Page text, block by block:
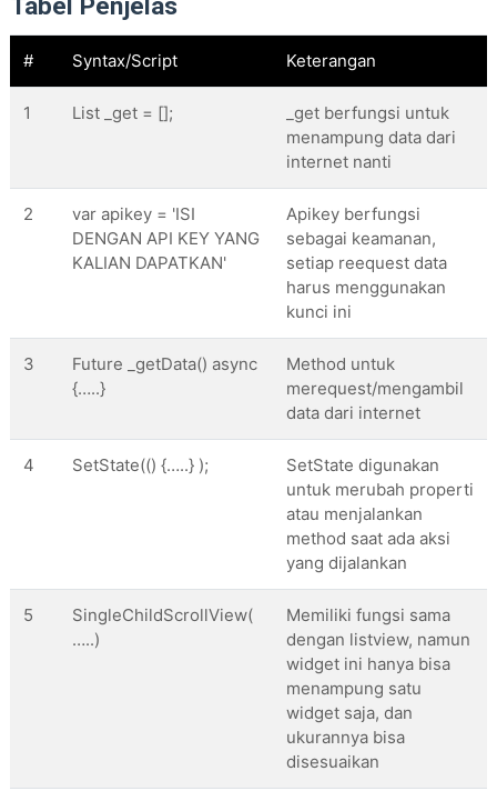
var apikey =
@override
      void initState() {
      }
//method untuk merequest/mengambil data
Future _getData() async {
"https://newsapi.org/v2/top-
// cek apakah respon berhasil
if (response.statusCode == 200) {
final data =
//memasukan data yang di dapat
'article
s'];
            });
          }
//tampilkan error di terminal
# Syntax/Script Keterangan
1 List _get = [];
_get berfungsi untuk
menampung data dari
internet nanti
2
var apikey = 'ISI
DENGAN API KEY YANG
KALIAN DAPATKAN'
Apikey berfungsi
sebagai keamanan,
setiap reequest data
harus menggunakan
kunci ini
3
Future _getData() async
{…..}
Method untuk
merequest/mengambil
data dari internet
4 SetState(() {…..} );
SetState digunakan
untuk merubah properti
atau menjalankan
method saat ada aksi
yang dijalankan
5
SingleChildScrollView(
…..)
Memiliki fungsi sama
dengan listview, namun
widget ini hanya bisa
menampung satu
widget saja, dan
ukurannya bisa
disesuaikan